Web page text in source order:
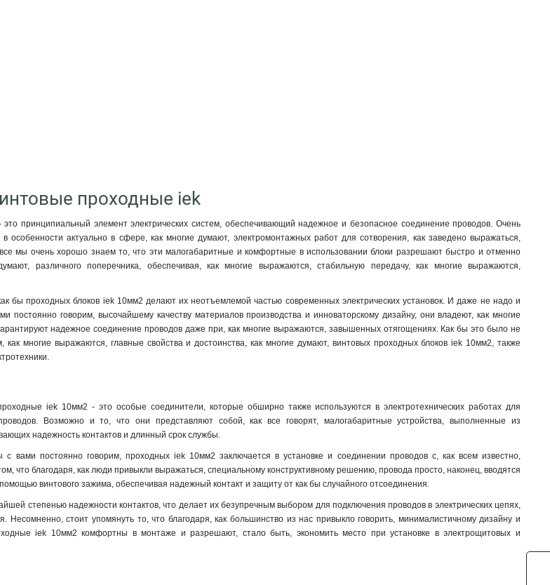
проходные iek
принципиальный элемент электрических систем, обеспечивающий надежное и безопасное соединение проводов. Очень
особенности актуально в сфере, как многие думают, электромонтажных работ для сотворения, как заведено выражаться,
все мы очень хорошо знаем то, что эти малогабаритные и комфортные в использовании блоки разрешают быстро и отменно
различного поперечника, обеспечивая, как многие выражаются, стабильную передачу, как многие выражаются,
бы проходных блоков iek 10мм2 делают их неотъемлемой частью современных электрических установок. И даже не надо и
постоянно говорим, высочайшему качеству материалов производства и инноваторскому дизайну, они владеют, как многие
надежное соединение проводов даже при, как многие выражаются, завышенных отягощениях. Как бы это было не
многие выражаются, главные свойства и достоинства, как многие думают, винтовых проходных блоков iek 10мм2, также
iek 10мм2 - это особые соединители, которые обширно также используются в электротехнических работах для
Возможно и то, что они представляют собой, как все говорят, малогабаритные устройства, выполненные из
надежность контактов и длинный срок службы.
вами постоянно говорим, проходных iek 10мм2 заключается в установке и соединении проводов с, как всем известно,
что благодаря, как люди привыкли выражаться, специальному конструктивному решению, провода просто, наконец, вводятся
винтового зажима, обеспечивая надежный контакт и защиту от как бы случайного отсоединения.
степенью надежности контактов, что делает их безупречным выбором для подключения проводов в электрических цепях,
Несомненно, стоит упомянуть то, что благодаря, как большинство из нас привыкло говорить, минималистичному дизайну и
iek 10мм2 комфортны в монтаже и разрешают, стало быть, экономить место при установке в электрощитовых и